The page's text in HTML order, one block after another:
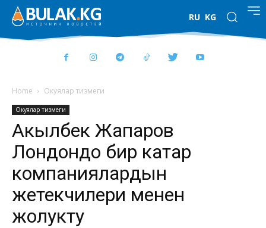
RU KG
Home Окуялар тизмеги
Окуялар тизмеги
Акылбек Жапаров
Лондондо бир катар
компаниялардын
жетекчилери менен
жолукту